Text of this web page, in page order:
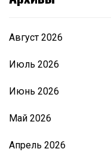
Август 2026
Июль 2026
Июнь 2026
Май 2026
Апрель 2026